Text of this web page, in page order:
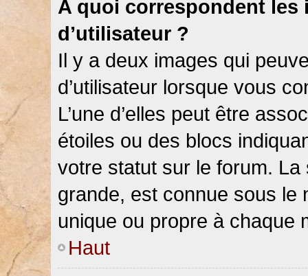
A quoi correspondent les
d’utilisateur ?
Il y a deux images qui
d’utilisateur lorsque vous
L’une d’elles peut être
étoiles ou des blocs
votre statut sur le forum.
grande, est connue sous le
unique ou propre à chaque
Haut